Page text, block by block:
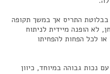
התריס אך במשך תקופה
לא הופנה מיידית לניתוח
לכל הפחות להפחיתו
נכות גבוהה במיוחד, כיוון